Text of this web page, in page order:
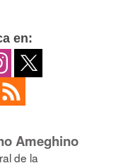
en:
Ameghino
de la